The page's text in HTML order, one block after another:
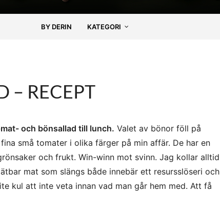
BY DERIN KATEGORI
– RECEPT
och bönsallad till lunch. Valet av bönor föll på
små tomater i olika färger på min affär. De har en
och frukt. Win-winn mot svinn. Jag kollar alltid
mat som slängs både innebär ett resursslöseri och
kul att inte veta innan vad man går hem med. Att få